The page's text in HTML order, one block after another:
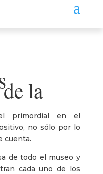
la
primordial en el
no sólo por lo
cuenta.
de todo el museo y
cada uno de los